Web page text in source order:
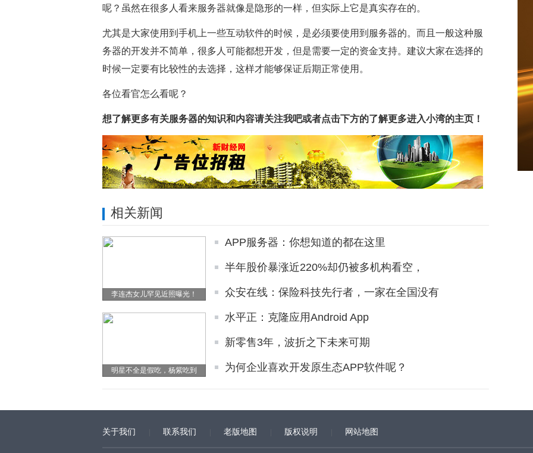
呢？虽然在很多人看来服务器就像是隐形的一样，但实际上它是真实存在的。
尤其是大家使用到手机上一些互动软件的时候，是必须要使用到服务器的。而且一般这种服
务器的开发并不简单，很多人可能都想开发，但是需要一定的资金支持。建议大家在选择的
时候一定要有比较性的去选择，这样才能够保证后期正常使用。
各位看官怎么看呢？
想了解更多有关服务器的知识和内容请关注我吧或者点击下方的了解更多进入小湾的主页！
相关新闻
李连杰女儿罕见近照曝光！
明星不全是假吃，杨紫吃到
APP服务器：你想知道的都在这里
半年股价暴涨近220%却仍被多机构看空，
众安在线：保险科技先行者，一家在全国没有
水平正：克隆应用Android App
新零售3年，波折之下未来可期
为何企业喜欢开发原生态APP软件呢？
关于我们 联系我们 老版地图 版权说明 网站地图